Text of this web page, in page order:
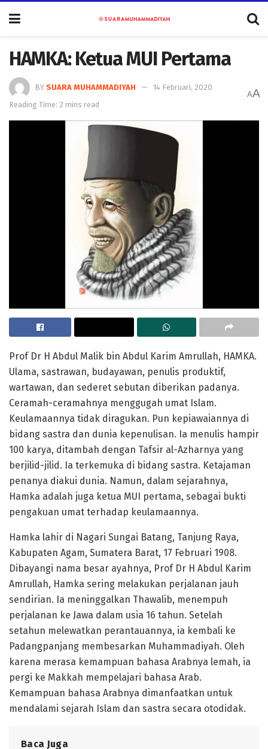
HAMKA: Ketua MUI Pertama
BY SUARA MUHAMMADIYAH
14 Februari, 2020
Reading Time: 2 mins read
AA
Prof Dr H Abdul Malik bin Abdul Karim Amrullah, HAMKA.
Ulama, sastrawan, budayawan, penulis produktif,
wartawan, dan sederet sebutan diberikan padanya.
Ceramah-ceramahnya menggugah umat Islam.
Keulamaannya tidak diragukan. Pun kepiawaiannya di
bidang sastra dan dunia kepenulisan. Ia menulis hampir
100 karya, ditambah dengan Tafsir al-Azharnya yang
berjilid-jilid. Ia terkemuka di bidang sastra. Ketajaman
penanya diakui dunia. Namun, dalam sejarahnya,
Hamka adalah juga ketua MUI pertama, sebagai bukti
pengakuan umat terhadap keulamaannya.
Hamka lahir di Nagari Sungai Batang, Tanjung Raya,
Kabupaten Agam, Sumatera Barat, 17 Februari 1908.
Dibayangi nama besar ayahnya, Prof Dr H Abdul Karim
Amrullah, Hamka sering melakukan perjalanan jauh
sendirian. Ia meninggalkan Thawalib, menempuh
perjalanan ke Jawa dalam usia 16 tahun. Setelah
setahun melewatkan perantauannya, ia kembali ke
Padangpanjang membesarkan Muhammadiyah. Oleh
karena merasa kemampuan bahasa Arabnya lemah, ia
pergi ke Makkah mempelajari bahasa Arab.
Kemampuan bahasa Arabnya dimanfaatkan untuk
mendalami sejarah Islam dan sastra secara otodidak.
Baca Juga